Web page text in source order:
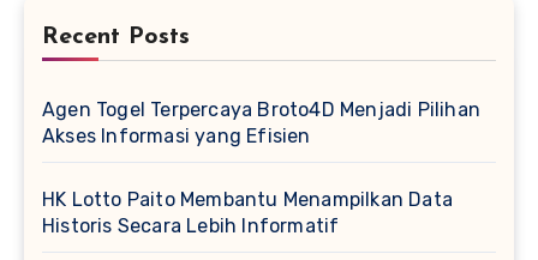
Recent Posts
Agen Togel Terpercaya Broto4D Menjadi Pilihan
Akses Informasi yang Efisien
HK Lotto Paito Membantu Menampilkan Data
Historis Secara Lebih Informatif